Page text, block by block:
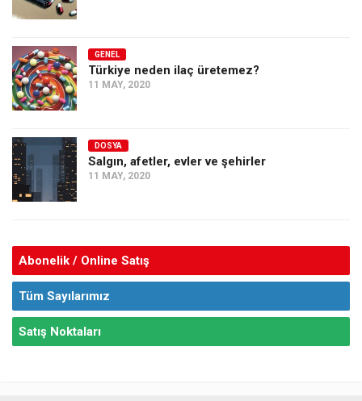
GENEL
Türkiye neden ilaç üretemez?
11 MAY, 2020
DOSYA
Salgın, afetler, evler ve şehirler
11 MAY, 2020
Abonelik / Online Satış
Tüm Sayılarımız
Satış Noktaları